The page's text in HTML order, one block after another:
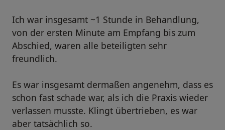
Ich war insgesamt ~1 Stunde in Behandlung,
von der ersten Minute am Empfang bis zum
Abschied, waren alle beteiligten sehr
freundlich.
Es war insgesamt dermaßen angenehm, dass es
schon fast schade war, als ich die Praxis wieder
verlassen musste. Klingt übertrieben, es war
aber tatsächlich so.